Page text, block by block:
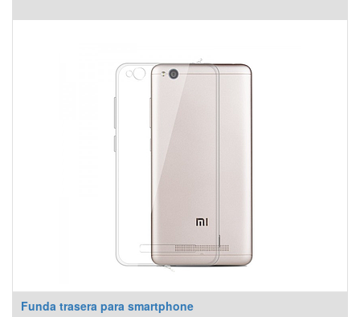
Funda trasera para smartphone